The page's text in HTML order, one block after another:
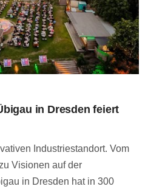
in Dresden feiert
Industriestandort. Vom
Visionen auf der
in Dresden hat in 300